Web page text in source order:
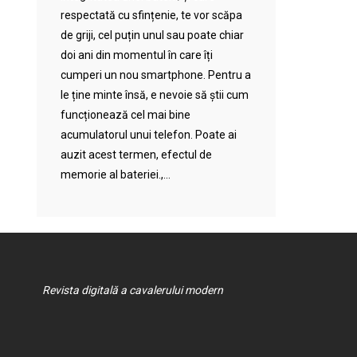
respectată cu sfințenie, te vor scăpa
de griji, cel puțin unul sau poate chiar
doi ani din momentul în care îți
cumperi un nou smartphone. Pentru a
le ține minte însă, e nevoie să știi cum
funcționează cel mai bine
acumulatorul unui telefon. Poate ai
auzit acest termen, efectul de
memorie al bateriei.,...
Revista digitală a cavalerului modern